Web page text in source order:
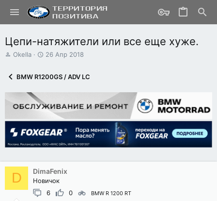
Цепи-натяжители или все еще хуже.
А
е
ы
Okella
Д
а
ч
л
а
26 Апр 2018
BMW R1200GS / ADV LC
D DimaFenix
Новичок
6
0 BMW R 1200 RT